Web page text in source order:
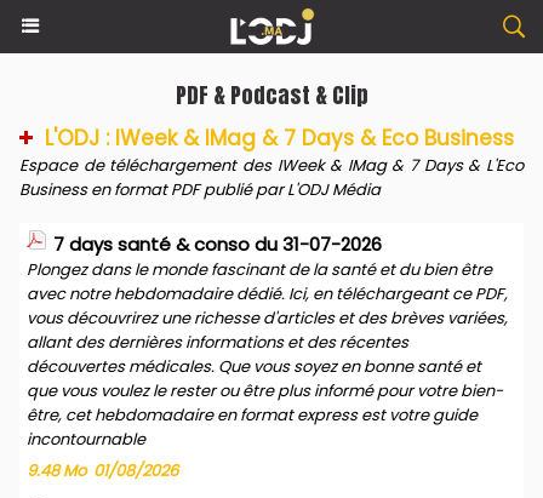
PDF & Podcast & Clip
L'ODJ : IWeek & IMag & 7 Days & Eco Business
Espace de téléchargement des IWeek & IMag & 7 Days & L'Eco
Business en format PDF publié par L'ODJ Média
7 days santé & conso du 31-07-2026
Plongez dans le monde fascinant de la santé et du bien être
avec notre hebdomadaire dédié. Ici, en téléchargeant ce PDF,
vous découvrirez une richesse d'articles et des brèves variées,
allant des dernières informations et des récentes
découvertes médicales. Que vous soyez en bonne santé et
que vous voulez le rester ou être plus informé pour votre bien-
être, cet hebdomadaire en format express est votre guide
incontournable
9.48 Mo 01/08/2026